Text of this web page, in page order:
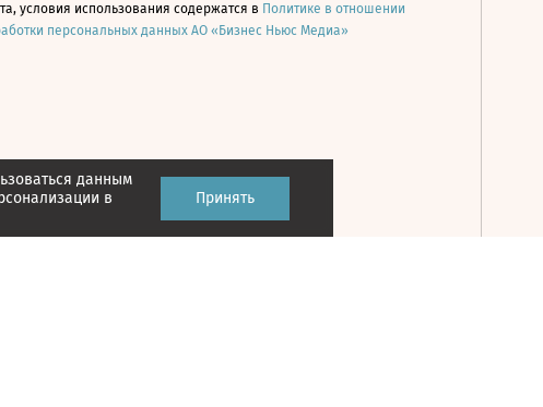
данным
в
Принять
условия использования содержатся в Политике в отношении
персональных данных АО «Бизнес Ньюс Медиа»